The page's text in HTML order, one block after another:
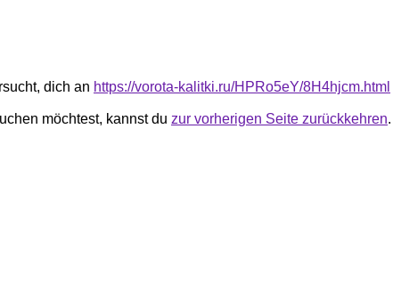
dich an https://vorota-kalitki.ru/HPRo5eY/8H4hjcm.html
möchtest, kannst du zur vorherigen Seite zurückkehren.